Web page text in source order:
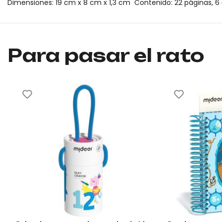
Dimensiones: 19 cm x 8 cm x 1,3 cm Contenido: 22 páginas,
Colorear con acuarelas - Sueño de cuento mideer es un
Colorear con acuarelas - Sueño de cuento mideer es un
Para pasar el rato